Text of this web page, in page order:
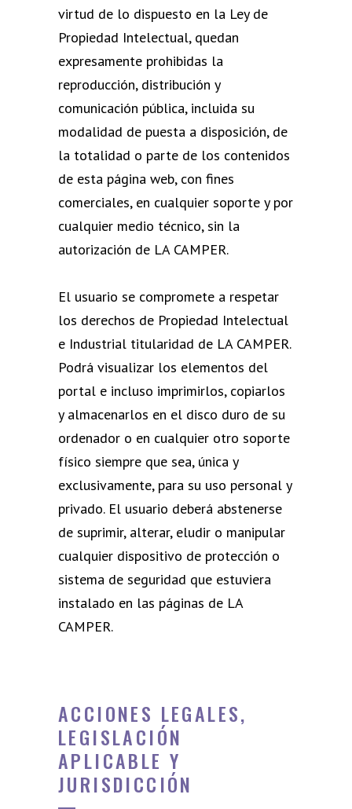
virtud de lo dispuesto en la Ley de
Propiedad Intelectual, quedan
expresamente prohibidas la
reproducción, distribución y
comunicación pública, incluida su
modalidad de puesta a disposición, de
la totalidad o parte de los contenidos
de esta página web, con fines
comerciales, en cualquier soporte y por
cualquier medio técnico, sin la
autorización de LA CAMPER.
El usuario se compromete a respetar
los derechos de Propiedad Intelectual
e Industrial titularidad de LA CAMPER.
Podrá visualizar los elementos del
portal e incluso imprimirlos, copiarlos
y almacenarlos en el disco duro de su
ordenador o en cualquier otro soporte
físico siempre que sea, única y
exclusivamente, para su uso personal y
privado. El usuario deberá abstenerse
de suprimir, alterar, eludir o manipular
cualquier dispositivo de protección o
sistema de seguridad que estuviera
instalado en las páginas de LA
CAMPER.
ACCIONES LEGALES,
LEGISLACIÓN
APLICABLE Y
JURISDICCIÓN